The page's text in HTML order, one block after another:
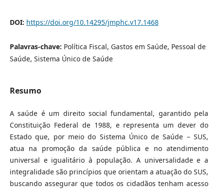
DOI: https://doi.org/10.14295/jmphc.v17.1468
Palavras-chave: Política Fiscal, Gastos em Saúde, Pessoal de
Saúde, Sistema Único de Saúde
Resumo
A saúde é um direito social fundamental, garantido pela
Constituição Federal de 1988, e representa um dever do
Estado que, por meio do Sistema Único de Saúde – SUS,
atua na promoção da saúde pública e no atendimento
universal e igualitário à população. A universalidade e a
integralidade são princípios que orientam a atuação do SUS,
buscando assegurar que todos os cidadãos tenham acesso